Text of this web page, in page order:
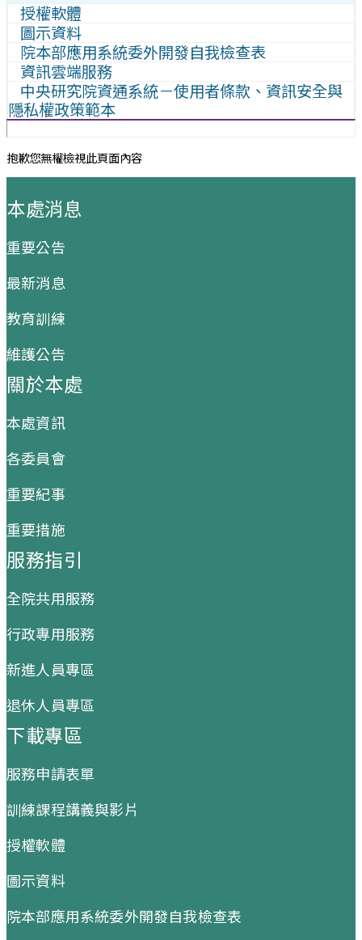
授權軟體
圖示資料
院本部應用系統委外開發自我檢查表
資訊雲端服務
中央研究院資通系統－使用者條款、資訊安全與
隱私權政策範本
抱歉您無權檢視此頁面內容
本處消息
重要公告
最新消息
教育訓練
維護公告
關於本處
本處資訊
各委員會
重要紀事
重要措施
服務指引
全院共用服務
行政專用服務
新進人員專區
退休人員專區
下載專區
服務申請表單
訓練課程講義與影片
授權軟體
圖示資料
院本部應用系統委外開發自我檢查表